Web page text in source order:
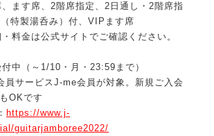
ます席、2階席指定、2日通し・2階席指
（特製湯呑み）付、VIPます席
料金は公式サイトでご確認ください。
中（～1/10・月・23:59まで）
員サービスJ-me会員が対象。新規ご入会
OKです
https://www.j-
guitarjamboree2022/